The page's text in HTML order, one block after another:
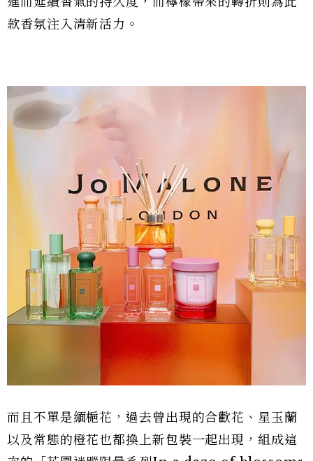
款香氛注入清新活力。
而且不單是緬梔花，過去曾出現的合歡花、星玉蘭
以及常態的橙花也都換上新包裝一起出現，組成這